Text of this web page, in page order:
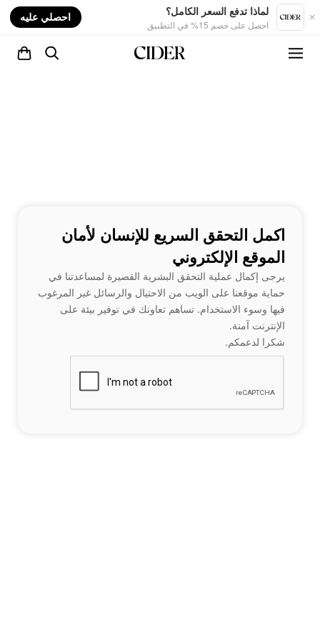
لماذا تدفع السعر الكامل؟
احصل على خصم 15% في التطبيق
احصلي عليه
اكمل التحقق السريع للإنسان لأمان
الموقع الإلكتروني
يرجى إكمال عملية التحقق البشرية القصيرة لمساعدتنا في
حماية موقعنا على الويب من الاحتيال والرسائل غير المرغوب
فيها وسوء الاستخدام. تساهم تعاونك في توفير بيئة على
الإنترنت آمنة.
شكرا لدعمكم.